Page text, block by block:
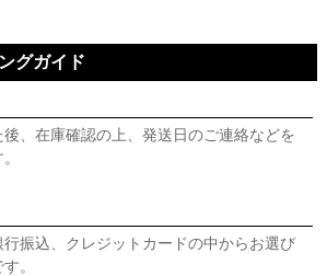
グガイド
、在庫確認の上、発送日のご連絡などを
振込、クレジットカードの中からお選び
。